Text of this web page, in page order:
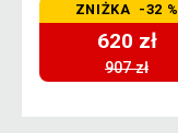
ZNIŻKA -32 %
620 zł
907 zł